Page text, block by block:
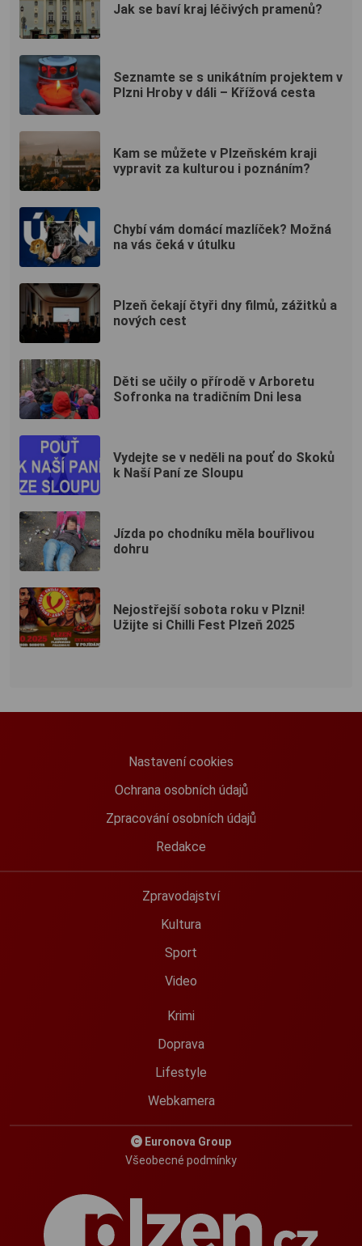
Jak se baví kraj léčivých pramenů?
Seznamte se s unikátním projektem v
Plzni Hroby v dáli – Křížová cesta
Kam se můžete v Plzeňském kraji
vypravit za kulturou i poznáním?
Chybí vám domácí mazlíček? Možná
na vás čeká v útulku
Plzeň čekají čtyři dny filmů, zážitků a
nových cest
Děti se učily o přírodě v Arboretu
Sofronka na tradičním Dni lesa
Vydejte se v neděli na pouť do Skoků
k Naší Paní ze Sloupu
Jízda po chodníku měla bouřlivou
dohru
Nejostřejší sobota roku v Plzni!
Užijte si Chilli Fest Plzeň 2025
Nastavení cookies
Ochrana osobních údajů
Zpracování osobních údajů
Redakce
Zpravodajství
Kultura
Sport
Video
Krimi
Doprava
Lifestyle
Webkamera
Euronova Group
Všeobecné podmínky